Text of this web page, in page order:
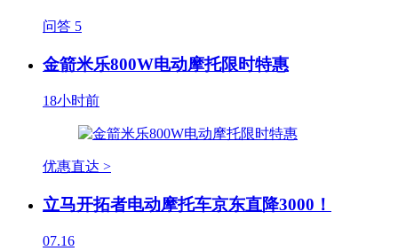
问答 5
金箭米乐800W电动摩托限时特惠
18小时前
优惠直达 >
立马开拓者电动摩托车京东直降3000！
07.16